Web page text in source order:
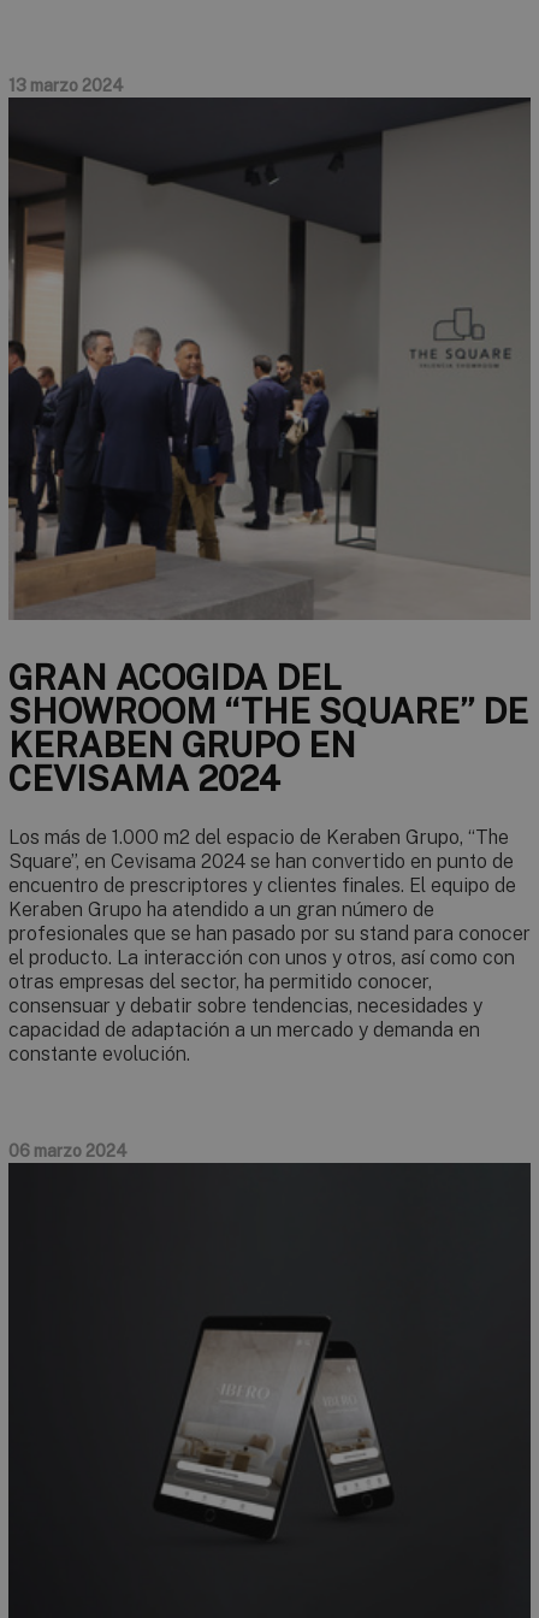
13 marzo 2024
GRAN ACOGIDA DEL
SHOWROOM “THE SQUARE” DE
KERABEN GRUPO EN
CEVISAMA 2024
Los más de 1.000 m2 del espacio de Keraben Grupo, “The
Square”, en Cevisama 2024 se han convertido en punto de
encuentro de prescriptores y clientes finales. El equipo de
Keraben Grupo ha atendido a un gran número de
profesionales que se han pasado por su stand para conocer
el producto. La interacción con unos y otros, así como con
otras empresas del sector, ha permitido conocer,
consensuar y debatir sobre tendencias, necesidades y
capacidad de adaptación a un mercado y demanda en
constante evolución.
06 marzo 2024